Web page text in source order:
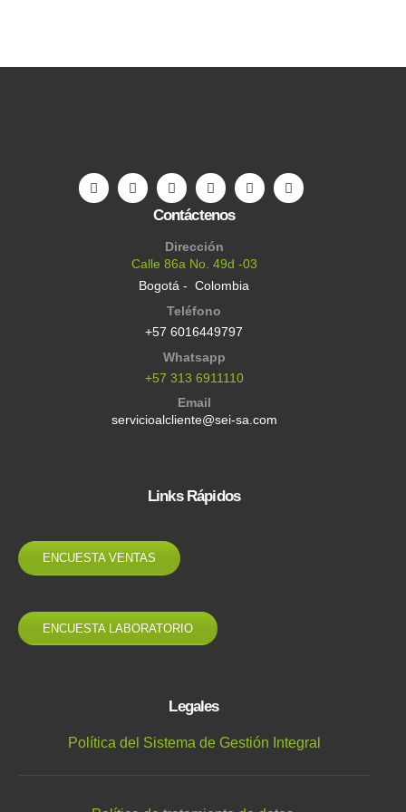
Contáctenos
Dirección
Calle 86a No. 49d -03
Bogotá - Colombia
Teléfono
+57 6016449797
Whatsapp
+57 313 6911110
Email
servicioalcliente@sei-sa.com
Links Rápidos
ENCUESTA VENTAS
ENCUESTA LABORATORIO
Legales
Política del Sistema de Gestión Integral